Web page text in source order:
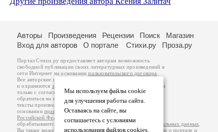
Мы используем файлы cookie
для улучшения работы сайта.
Оставаясь на сайте, вы
соглашаетесь с условиями
использования файлов cookies.
Авторы Произведения Рецензии Поиск
Магазин
Вход для авторов
О портале Стихи.ру Проза.ру
Портал Стихи.ру предоставляет авторам возможность
свободной публикации своих литературных произведений в
сети Интернет на основаниипользовательского договора
Все авторские права на произведения принадлежат авторам
и охраняются законом
. Перепечатка произведений возможна
только с согласия его автора, к которому вы можете
обратиться на его авторской странице. Ответственность за
тексты произведений авторы несут самостоятельно на
основанииправил публикацииизаконодательства
Российской Федерации
обрабатываются на основанииПолитики обработки персональных данных
Вы также можете посмотреть более подробнуюинформацию о портале и